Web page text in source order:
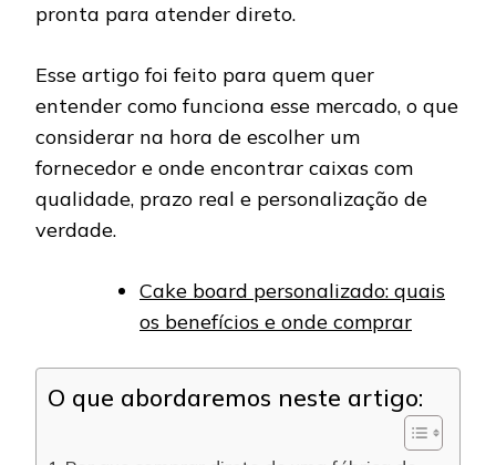
pronta para atender direto.
Esse artigo foi feito para quem quer
entender como funciona esse mercado, o que
considerar na hora de escolher um
fornecedor e onde encontrar caixas com
qualidade, prazo real e personalização de
verdade.
Cake board personalizado: quais
os benefícios e onde comprar
O que abordaremos neste artigo: